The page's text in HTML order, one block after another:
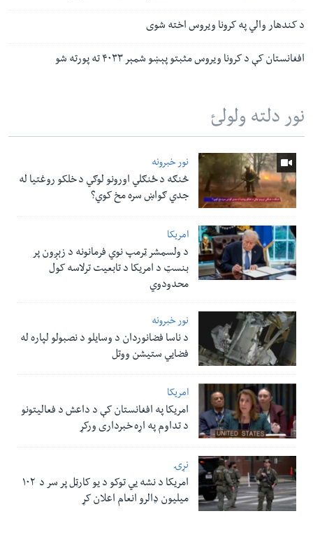
د کندهار والي په کرونا ویروس اخته شوی
افغانستان کې د کرونا ویروس مثبتو پېښو شمېر ۴۰۳۳ ته پورته شو
نور دلته ولولئ
نور خبرونه
څنګه د ځنګلي اورونو لوګي د خلکو روغتیا له
جدي ګواښ سره مخ کوي؟
امریکا
د ولسمشر ټرمپ نوي فرمانونه د زېږون پر
بنسټ د امریکا د تابعیت ترلاسه کول
محدودوي
نور خبرونه
د ناسا فضانوردان د وسایلو د نصبولو لپاره له
فضایي ستیشن ووتل
امریکا
امریکا په افغانستان کې د داعش د فعالیتونو
د تداوم په اړه خبرداری ورکړ
نړۍ
امریکا د نشه یي توکو د یو کارټل پر سر د ۱۰۲
میلیون ډالرو انعام اعلان کړ